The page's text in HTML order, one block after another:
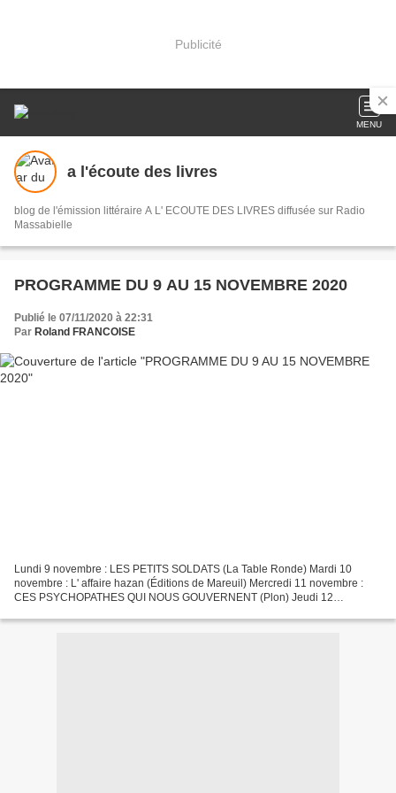
Publicité
MENU
a l'écoute des livres
blog de l'émission littéraire A L' ECOUTE DES LIVRES diffusée sur Radio
Massabielle
PROGRAMME DU 9 AU 15 NOVEMBRE 2020
Publié le 07/11/2020 à 22:31
Par Roland FRANCOISE
Lundi 9 novembre : LES PETITS SOLDATS (La Table Ronde) Mardi 10
novembre : L' affaire hazan (Éditions de Mareuil) Mercredi 11 novembre :
CES PSYCHOPATHES QUI NOUS GOUVERNENT (Plon) Jeudi 12
novembre...